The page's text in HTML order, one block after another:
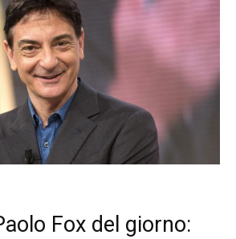
Fox del giorno: